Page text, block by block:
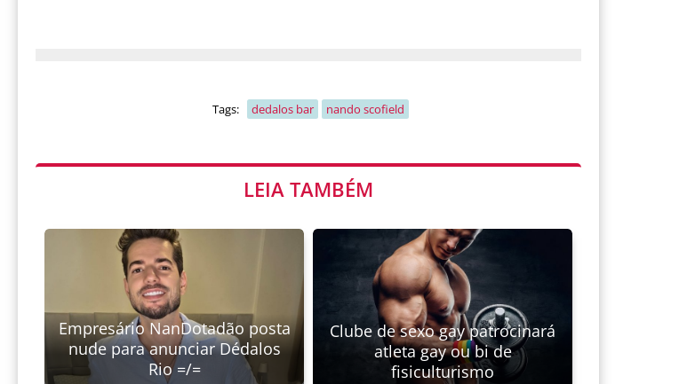
Tags: dedalos bar nando scofield
LEIA TAMBÉM
Empresário NanDotadão posta
nude para anunciar Dédalos
Rio =/=
Clube de sexo gay patrocinará
atleta gay ou bi de
fisiculturismo